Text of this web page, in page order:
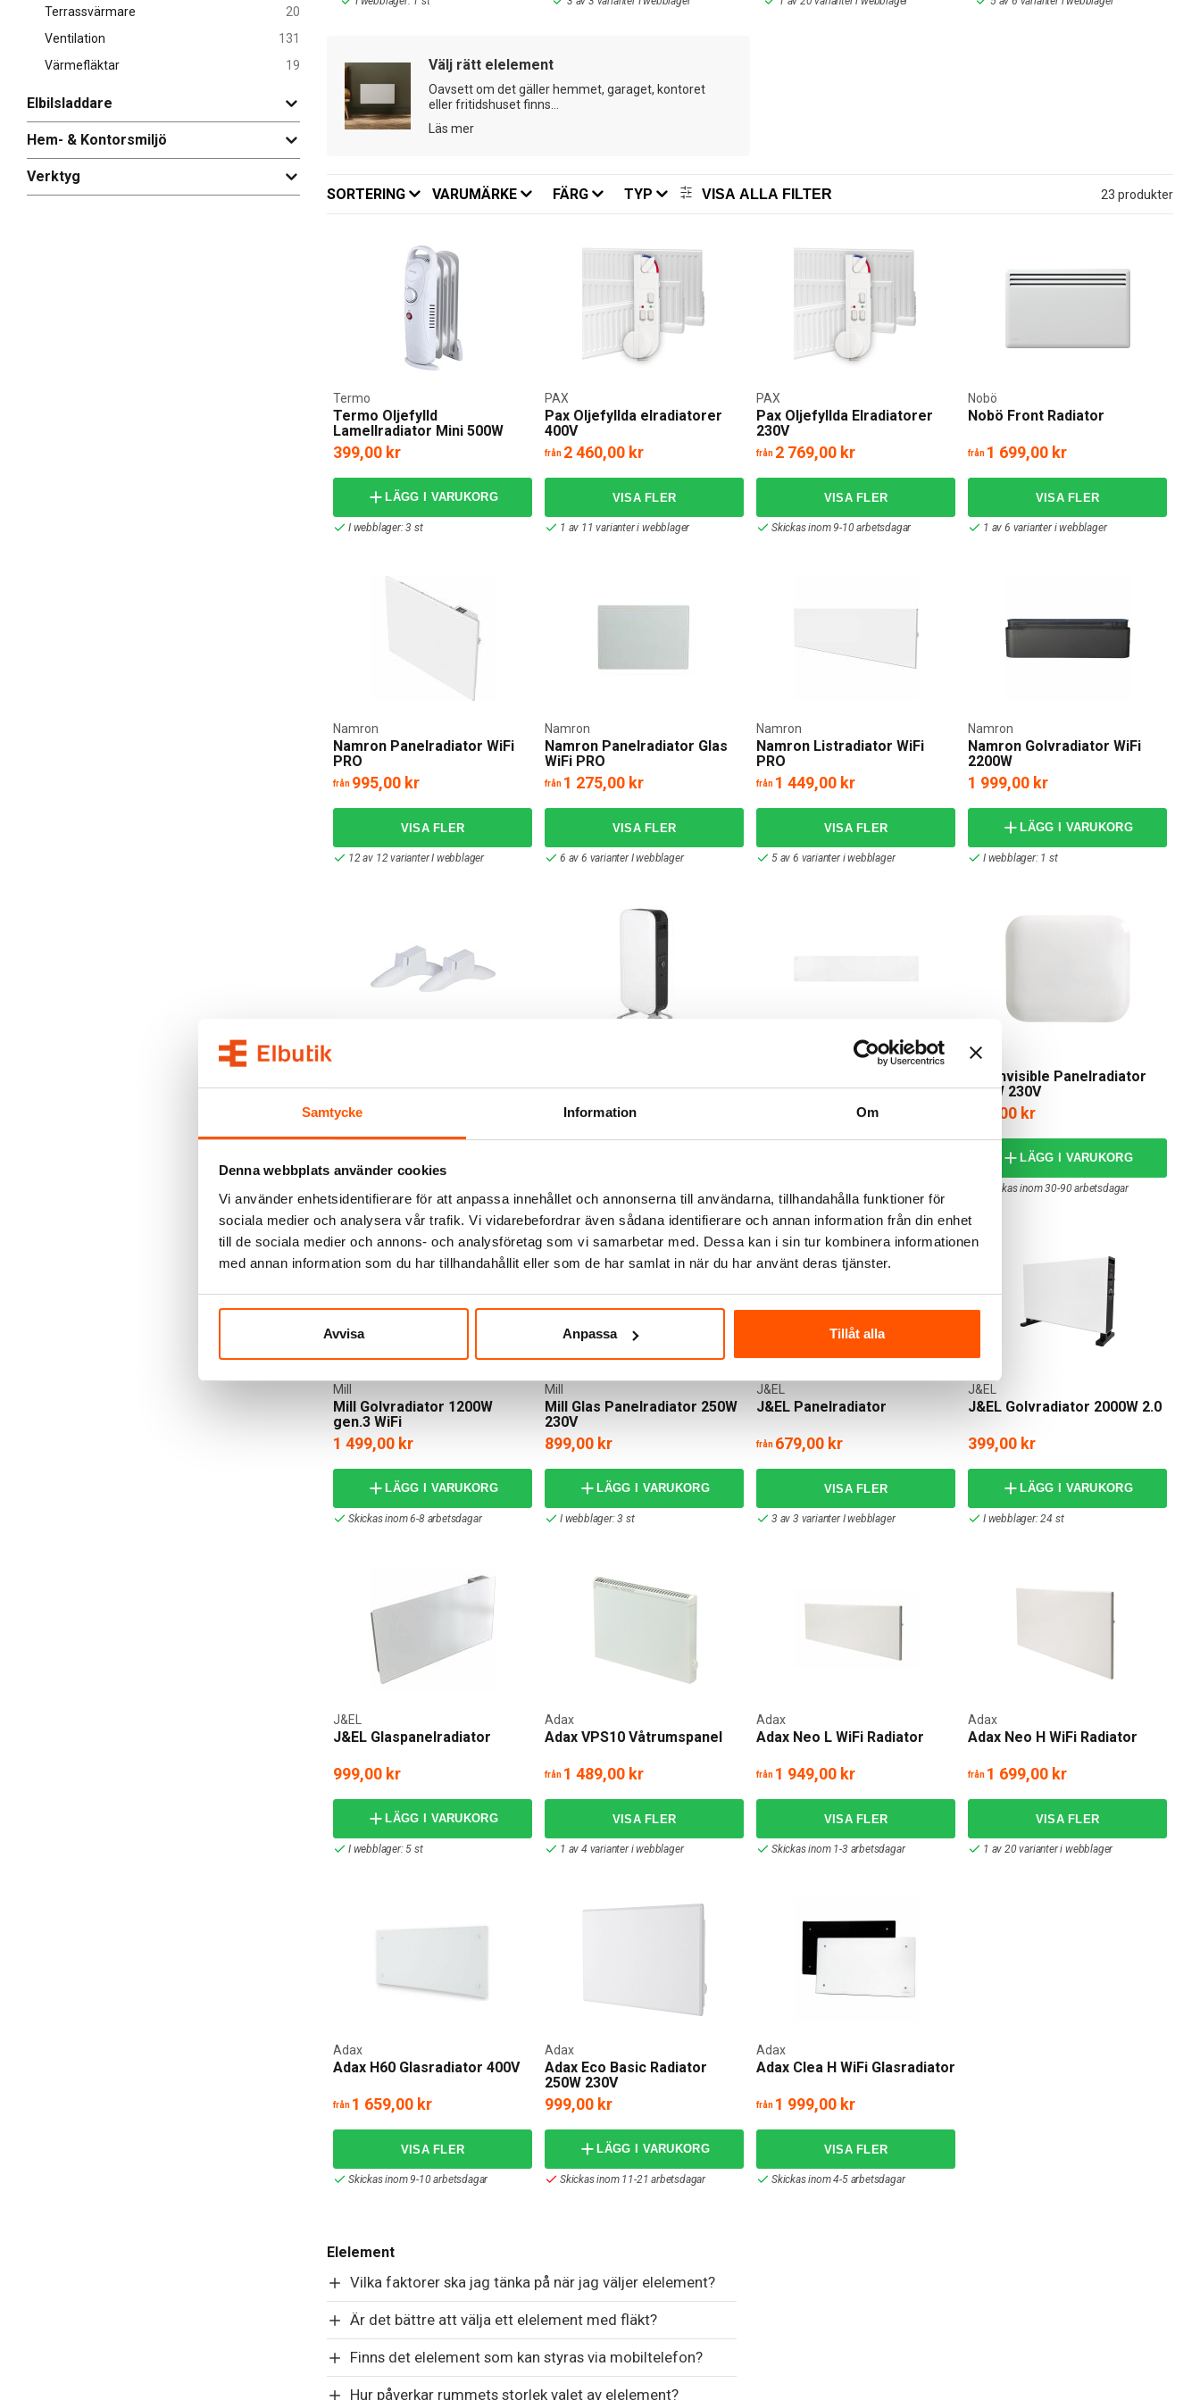
Samtycke Information Om
Denna webbplats använder cookies
Vi använder enhetsidentifierare för att anpassa innehållet och annonserna till användarna, tillhandahålla funktioner för
sociala medier och analysera vår trafik. Vi vidarebefordrar även sådana identifierare och annan information från din enhet
till de sociala medier och annons- och analysföretag som vi samarbetar med. Dessa kan i sin tur kombinera informationen
med annan information som du har tillhandahållit eller som de har samlat in när du har använt deras tjänster.
Avvisa Anpassa Tillåt alla
Terrassvärmare
20
Ventilation
131
Värmefläktar
19
Elbilsladdare
Hem- & Kontorsmiljö
Verktyg
Välj rätt elelement
Oavsett om det gäller hemmet, garaget, kontoret
eller fritidshuset finns...
Läs mer
VARUMÄRKE FÄRG TYP VISA ALLA FILTER 23 produkter
SORTERING
Termo Oljefylld
Lamellradiator Mini 500W
230V
Termo
399,00 kr
LÄGG I VARUKORG
I webblager: 3 st
Pax Oljefyllda elradiatorer
400V
PAX
från 2 460,00 kr
1 av 11 varianter i webblager
Pax Oljefyllda Elradiatorer
230V
PAX
från 2 769,00 kr
Skickas inom 9-10 arbetsdagar
Nobö Front Radiator
Nobö
från 1 699,00 kr
1 av 6 varianter i webblager
Namron Panelradiator WiFi
PRO
Namron
från 995,00 kr
12 av 12 varianter I webblager
Namron Panelradiator Glas
WiFi PRO
Namron
från 1 275,00 kr
6 av 6 varianter I webblager
Namron Listradiator WiFi
PRO
Namron
från 1 449,00 kr
5 av 6 varianter i webblager
Namron Golvradiator WiFi
2200W
Namron
1 999,00 kr
LÄGG I VARUKORG
I webblager: 1 st
Panelradiator Glas Vit
35,00 kr
1000W
2 299,00 kr
gen.3 WiFi
Mill Invisible Panelradiator
250W 230V
Mill
839,00 kr
LÄGG I VARUKORG
Skickas inom 30-90 arbetsdagar
Mill Golvradiator 1200W
gen.3 WiFi
Mill
1 499,00 kr
LÄGG I VARUKORG
Skickas inom 6-8 arbetsdagar
Mill Glas Panelradiator 250W
230V
Mill
899,00 kr
LÄGG I VARUKORG
I webblager: 3 st
J&EL Panelradiator
J&EL
från 679,00 kr
3 av 3 varianter I webblager
J&EL Golvradiator 2000W 2.0
J&EL
399,00 kr
LÄGG I VARUKORG
I webblager: 24 st
J&EL Glaspanelradiator
J&EL
999,00 kr
LÄGG I VARUKORG
I webblager: 5 st
Adax VPS10 Våtrumspanel
Adax
från 1 489,00 kr
1 av 4 varianter i webblager
Adax Neo L WiFi Radiator
Adax
från 1 949,00 kr
Skickas inom 1-3 arbetsdagar
Adax Neo H WiFi Radiator
Adax
från 1 699,00 kr
1 av 20 varianter i webblager
Adax H60 Glasradiator 400V
Adax
från 1 659,00 kr
Skickas inom 9-10 arbetsdagar
Adax Eco Basic Radiator
250W 230V
Adax
999,00 kr
LÄGG I VARUKORG
Skickas inom 11-21 arbetsdagar
Adax Clea H WiFi Glasradiator
Adax
från 1 999,00 kr
Skickas inom 4-5 arbetsdagar
Elelement
Vilka faktorer ska jag tänka på när jag väljer elelement?
Är det bättre att välja ett elelement med fläkt?
Finns det elelement som kan styras via mobiltelefon?
Hur påverkar rummets storlek valet av elelement?